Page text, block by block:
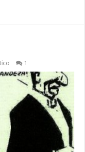
1